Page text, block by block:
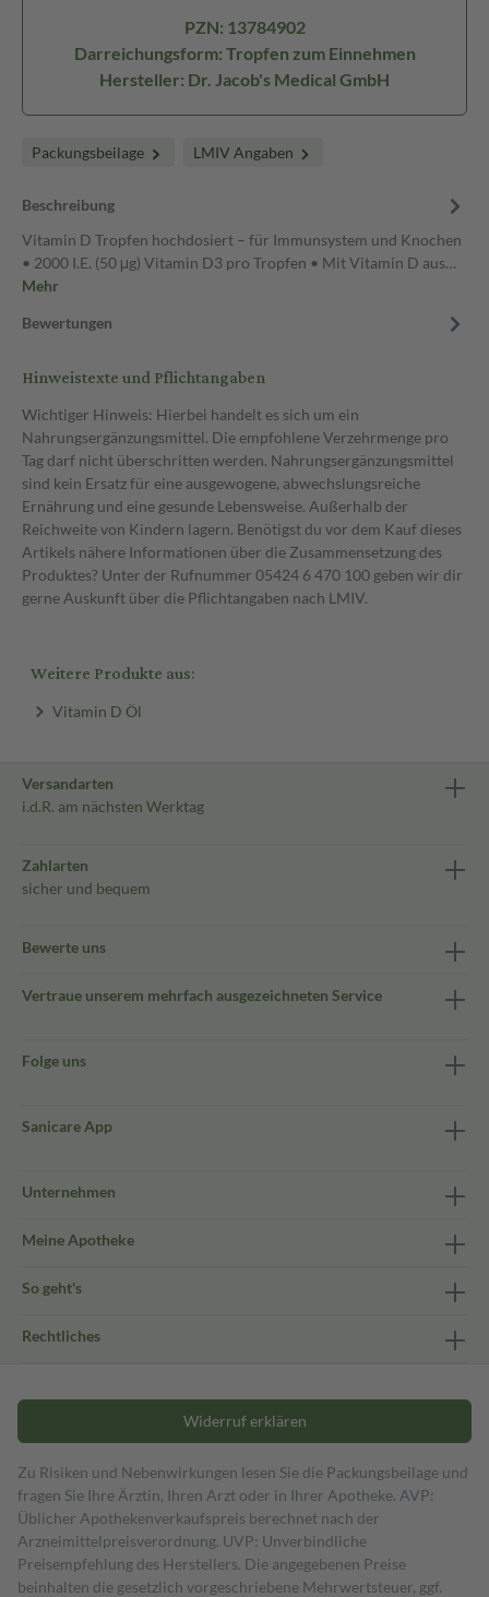
PZN: 13784902
Darreichungsform: Tropfen zum Einnehmen
Hersteller: Dr. Jacob's Medical GmbH
Packungsbeilage LMIV Angaben
Beschreibung
Vitamin D Tropfen hochdosiert – für Immunsystem und Knochen
• 2000 I.E. (50 μg) Vitamin D3 pro Tropfen • Mit Vitamin D aus…
Mehr
Bewertungen
Hinweistexte und Pflichtangaben
Wichtiger Hinweis: Hierbei handelt es sich um ein
Nahrungsergänzungsmittel. Die empfohlene Verzehrmenge pro
Tag darf nicht überschritten werden. Nahrungsergänzungsmittel
sind kein Ersatz für eine ausgewogene, abwechslungsreiche
Ernährung und eine gesunde Lebensweise. Außerhalb der
Reichweite von Kindern lagern. Benötigst du vor dem Kauf dieses
Artikels nähere Informationen über die Zusammensetzung des
Produktes? Unter der Rufnummer 05424 6 470 100 geben wir dir
gerne Auskunft über die Pflichtangaben nach LMIV.
Weitere Produkte aus:
Vitamin D Öl
Versandarten
i.d.R. am nächsten Werktag
Zahlarten
sicher und bequem
Bewerte uns
Vertraue unserem mehrfach ausgezeichneten Service
Folge uns
Sanicare App
Unternehmen
Meine Apotheke
So geht's
Rechtliches
Widerruf erklären
Zu Risiken und Nebenwirkungen lesen Sie die Packungsbeilage und
fragen Sie Ihre Ärztin, Ihren Arzt oder in Ihrer Apotheke. AVP:
Üblicher Apothekenverkaufspreis berechnet nach der
Arzneimittelpreisverordnung. UVP: Unverbindliche
Preisempfehlung des Herstellers. Die angegebenen Preise
beinhalten die gesetzlich vorgeschriebene Mehrwertsteuer, ggf.